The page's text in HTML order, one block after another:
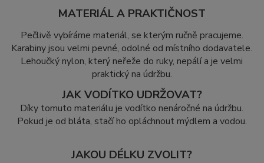
MATERIÁL A PRAKTIČNOST
Pečlivě vybíráme materiál, se kterým ručně pracujeme.
Karabiny jsou velmi pevné, odolné od místního dodavatele.
Lehoučký nylon, který neřeže do ruky, nepálí a je velmi
praktický na údržbu.
JAK VODÍTKO UDRŽOVAT?
Díky tomuto materiálu je vodítko nenáročné na údržbu.
Pokud je od bláta, stačí ho opláchnout mýdlem a vodou.
JAKOU DÉLKU ZVOLIT?